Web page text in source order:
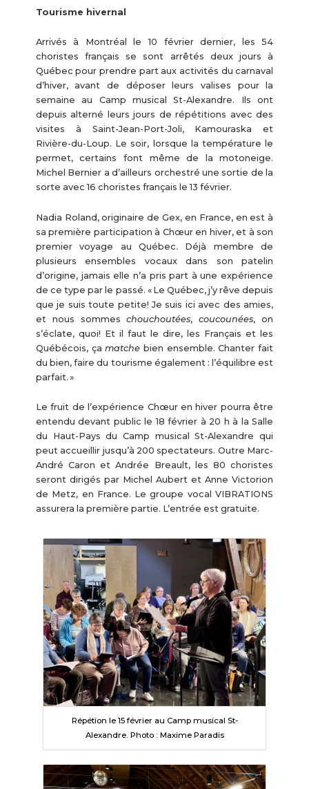
Tourisme hivernal
Arrivés à Montréal le 10 février dernier, les 54
choristes français se sont arrêtés deux jours à
Québec pour prendre part aux activités du carnaval
d’hiver, avant de déposer leurs valises pour la
semaine au Camp musical St-Alexandre. Ils ont
depuis alterné leurs jours de répétitions avec des
visites à Saint-Jean-Port-Joli, Kamouraska et
Rivière-du-Loup. Le soir, lorsque la température le
permet, certains font même de la motoneige.
Michel Bernier a d’ailleurs orchestré une sortie de la
sorte avec 16 choristes français le 13 février.
Nadia Roland, originaire de Gex, en France, en est à
sa première participation à Chœur en hiver, et à son
premier voyage au Québec. Déjà membre de
plusieurs ensembles vocaux dans son patelin
d’origine, jamais elle n’a pris part à une expérience
de ce type par le passé. « Le Québec, j’y rêve depuis
que je suis toute petite! Je suis ici avec des amies,
et nous sommeschouchoutées,coucounées, on
s’éclate, quoi! Et il faut le dire, les Français et les
Québécois, çamatche bien ensemble. Chanter fait
du bien, faire du tourisme également : l’équilibre est
parfait. »
Le fruit de l’expérience Chœur en hiver pourra être
entendu devant public le 18 février à 20 h à la Salle
du Haut-Pays du Camp musical St-Alexandre qui
peut accueillir jusqu’à 200 spectateurs. Outre Marc-
André Caron et Andrée Breault, les 80 choristes
seront dirigés par Michel Aubert et Anne Victorion
de Metz, en France. Le groupe vocal VIBRATIONS
assurera la première partie. L’entrée est gratuite.
Répétion le 15 février au Camp musical St-
Alexandre. Photo : Maxime Paradis